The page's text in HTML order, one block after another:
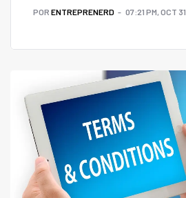
POR ENTREPRENERD 07:21 PM, OCT 31